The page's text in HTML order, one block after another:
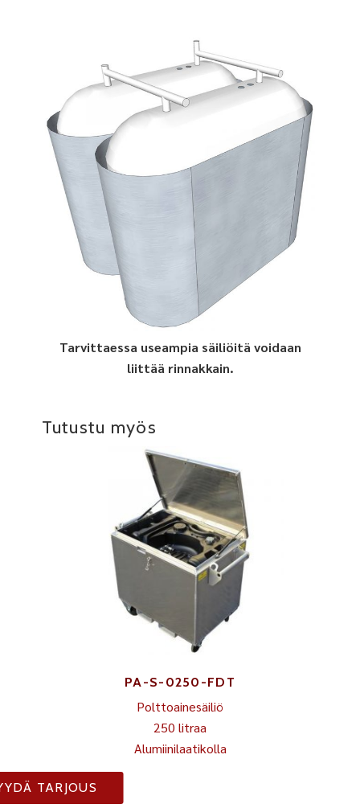
Tarvittaessa useampia säiliöitä voidaan
liittää rinnakkain.
Tutustu myös
PA-S-0250-FDT
Polttoainesäiliö
250 litraa
Alumiinilaatikolla
TARJOUS